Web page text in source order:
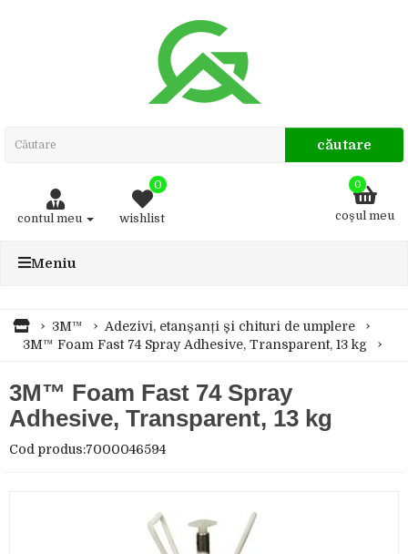
căutare
contul meu
0
wishlist coşul meu
0
Meniu
3M™
Adezivi, etanșanți și chituri de umplere
3M™ Foam Fast 74 Spray Adhesive, Transparent, 13 kg
3M™ Foam Fast 74 Spray
Adhesive, Transparent, 13 kg
Cod produs:7000046594